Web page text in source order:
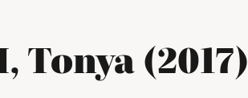
Tonya (2017)